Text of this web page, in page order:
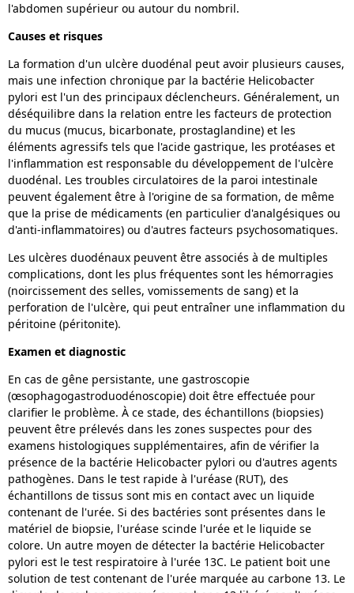
l'abdomen supérieur ou autour du nombril.
Causes et risques
La formation d'un ulcère duodénal peut avoir plusieurs causes,
mais une infection chronique par la bactérie Helicobacter
pylori est l'un des principaux déclencheurs. Généralement, un
déséquilibre dans la relation entre les facteurs de protection
du mucus (mucus, bicarbonate, prostaglandine) et les
éléments agressifs tels que l'acide gastrique, les protéases et
l'inflammation est responsable du développement de l'ulcère
duodénal. Les troubles circulatoires de la paroi intestinale
peuvent également être à l'origine de sa formation, de même
que la prise de médicaments (en particulier d'analgésiques ou
d'anti-inflammatoires) ou d'autres facteurs psychosomatiques.
Les ulcères duodénaux peuvent être associés à de multiples
complications, dont les plus fréquentes sont les hémorragies
(noircissement des selles, vomissements de sang) et la
perforation de l'ulcère, qui peut entraîner une inflammation du
péritoine (péritonite).
Examen et diagnostic
En cas de gêne persistante, une gastroscopie
(œsophagogastroduodénoscopie) doit être effectuée pour
clarifier le problème. À ce stade, des échantillons (biopsies)
peuvent être prélevés dans les zones suspectes pour des
examens histologiques supplémentaires, afin de vérifier la
présence de la bactérie Helicobacter pylori ou d'autres agents
pathogènes. Dans le test rapide à l'uréase (RUT), des
échantillons de tissus sont mis en contact avec un liquide
contenant de l'urée. Si des bactéries sont présentes dans le
matériel de biopsie, l'uréase scinde l'urée et le liquide se
colore. Un autre moyen de détecter la bactérie Helicobacter
pylori est le test respiratoire à l'urée 13C. Le patient boit une
solution de test contenant de l'urée marquée au carbone 13. Le